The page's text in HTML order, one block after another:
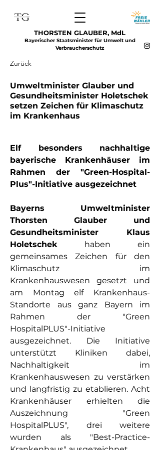
THORSTEN GLAUBER, MdL
Bayerischer Staatsminister für Umwelt und
Verbraucherschutz
Zurück
Umweltminister Glauber und
Gesundheitsminister Holetschek
setzen Zeichen für Klimaschutz
im Krankenhaus
Elf besonders nachhaltige
bayerische Krankenhäuser im
Rahmen der "Green-Hospital-
Plus"-Initiative ausgezeichnet
Bayerns Umweltminister
Thorsten Glauber und
Gesundheitsminister Klaus
Holetschek haben ein
gemeinsames Zeichen für den
Klimaschutz im
Krankenhauswesen gesetzt und
am Montag elf Krankenhaus-
Standorte aus ganz Bayern im
Rahmen der "Green
HospitalPLUS"-Initiative
ausgezeichnet. Die Initiative
unterstützt Kliniken dabei,
Nachhaltigkeit im
Krankenhauswesen zu verstärken
und langfristig zu etablieren. Acht
Krankenhäuser erhielten die
Auszeichnung "Green
HospitalPLUS", drei weitere
wurden als "Best-Practice-